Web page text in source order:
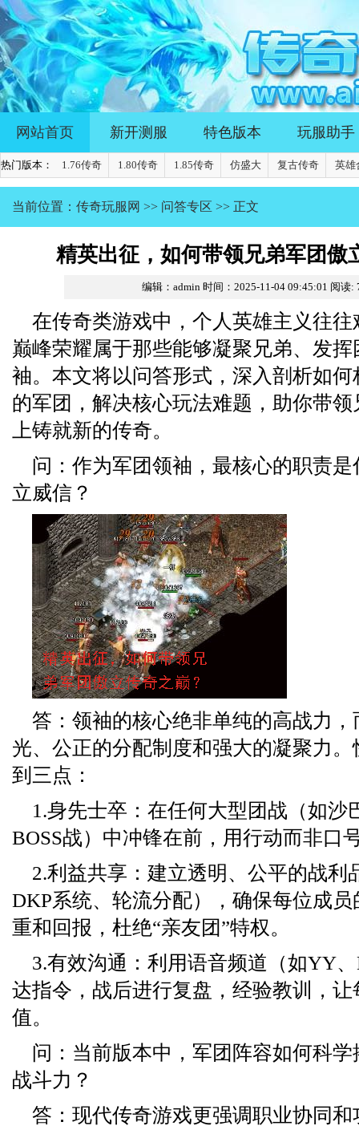
网站首页 新开测服 特色版本 玩服助手
热门版本： 1.76传奇 1.80传奇 1.85传奇 仿盛大 复古传奇 英雄
当前位置： 传奇玩服网 >> 问答专区 >> 正文
精英出征，如何带领兄弟军团傲
编辑：admin 时间：2025-11-04 09:45:01 阅读:
在传奇类游戏中，个人英雄主义往
巅峰荣耀属于那些能够凝聚兄弟、发
袖。本文将以问答形式，深入剖析如
的军团，解决核心玩法难题，助你带
上铸就新的传奇。
问：作为军团领袖，最核心的职责
立威信？
答：领袖的核心绝非单纯的高战力
光、公正的分配制度和强大的凝聚力
到三点：
1.身先士卒：在任何大型团战（如沙
BOSS战）中冲锋在前，用行动而非口
2.利益共享：建立透明、公平的战利
DKP系统、轮流分配），确保每位成
重和回报，杜绝“亲友团”特权。
3.有效沟通：利用语音频道（如YY
达指令，战后进行复盘，经验教训，
值。
问：当前版本中，军团阵容如何科
战斗力？
答：现代传奇游戏更强调职业协同